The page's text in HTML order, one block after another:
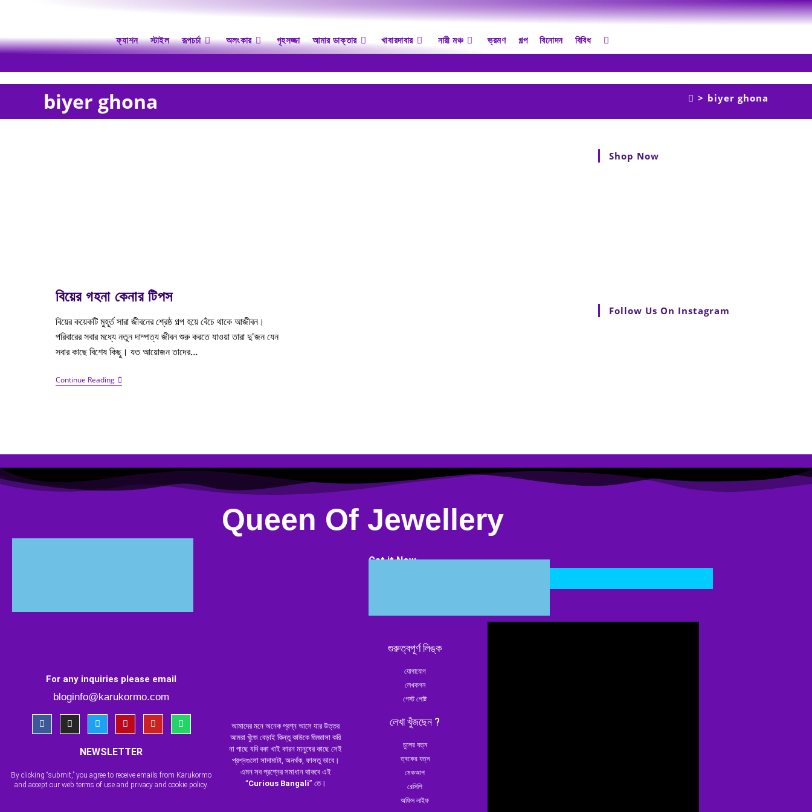
ফ্যাশন স্টাইল রূপচর্চা অলংকার গৃহসজ্জা আমার ডাক্তার খাবারদাবার নারী মঞ্চ ভ্রমণ গল্প বিনোদন বিবিধ
biyer ghona > biyer ghona
বিয়ের গহনা কেনার টিপস
বিয়ের কয়েকটি মুহূর্ত সারা জীবনের শ্রেষ্ঠ গল্প হয়ে বেঁচে থাকে আজীবন।
পরিবারের সবার মধ্যে নতুন দাম্পত্য জীবন শুরু করতে যাওয়া তারা দু'জন যেন
সবার কাছে বিশেষ কিছু। যত আয়োজন তাদের…
Continue Reading
Shop Now
Follow Us On Instagram
Queen Of Jewellery
Get it Now
For any inquiries please email
bloginfo@karukormo.com
NEWSLETTER
By clicking “submit,” you agree to receive emails from Karukormo
and accept our web terms of use and privacy and cookie policy.
আমাদের মনে অনেক প্রশ্ন আসে যার উত্তর
আমরা খুঁজে বেড়াই কিন্তু কাউকে জিজ্ঞাসা করি
না পাছে যদি বকা খাই কারন মানুষের কাছে সেই
প্রশ্নগুলো সাদামাটা, অনর্থক, ফালতু ভাবে।
এমন সব প্রশ্নের সমাধান থাকবে এই
“Curious Bangali” তে।
গুরুত্বপূর্ণ লিঙ্ক
যোগাযোগ
লেখকগন
গেস্ট পোষ্ট
লেখা খুঁজছেন ?
চুলের যত্ন
ত্বকের যত্ন
মেকআপ
রেসিপি
অফিস লাইফ